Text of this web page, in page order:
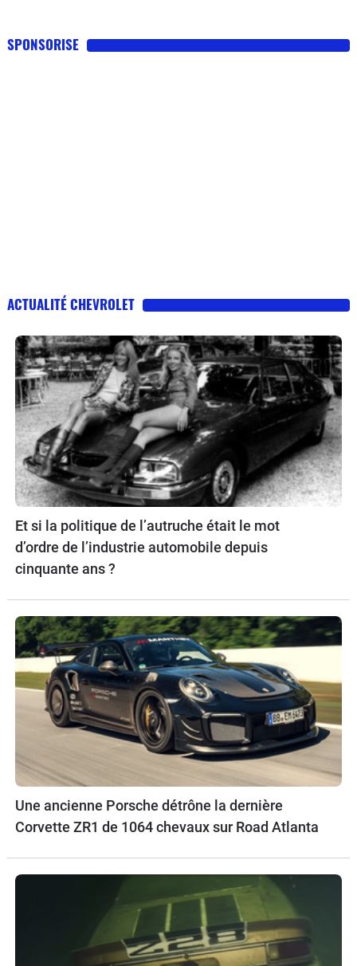
SPONSORISE
ACTUALITÉ CHEVROLET
Et si la politique de l’autruche était le mot
d’ordre de l’industrie automobile depuis
cinquante ans ?
Une ancienne Porsche détrône la dernière
Corvette ZR1 de 1064 chevaux sur Road Atlanta